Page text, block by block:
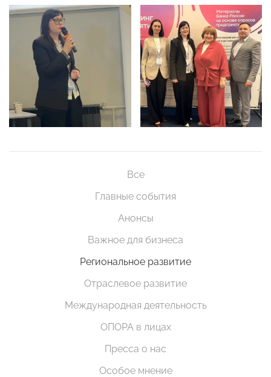
Все
Главные события
Анонсы
Важное для бизнеса
Региональное развитие
Отраслевое развитие
Международная деятельность
ОПОРА в лицах
Пресса о нас
Особое мнение